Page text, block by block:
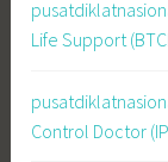
Life Support
Control Doctor